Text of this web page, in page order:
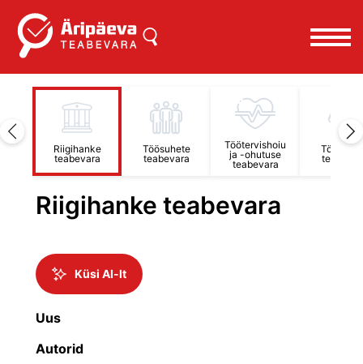
Riigihanke
teabevara
Töösuhete
teabevara
Töötervishoiu
ja -ohutuse
teabevara
Riigihanke teabevara
Küsi AI-lt
Uus
Autorid